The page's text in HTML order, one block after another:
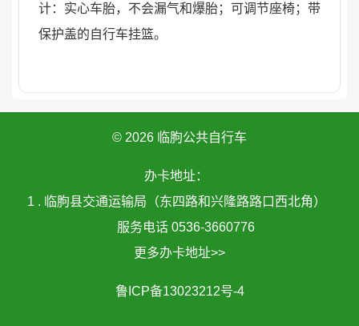
计：实心车胎，不会漏气和爆胎；可调节座椅；带
保护盖的自行车挂篮。
© 2026 临朐公共自行车
办卡地址：
1 . 临朐县交通运输局（东四路和兴隆路路口西北角）
服务电话 0536-3660776
更多办卡地址>>
鲁ICP备13023212号-4